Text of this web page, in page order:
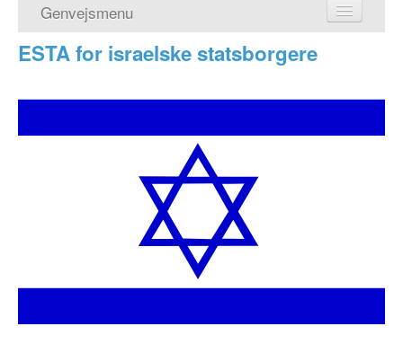
Genvejsmenu
Hjem
Visumfritagelsesprogrammet
Kontakt
ESTA for israelske statsborgere